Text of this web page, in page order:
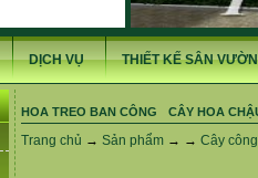
DỊCH VỤ THIẾT KẾ SÂN VƯỜN
HOA TREO BAN CÔNG CÂY HOA
Trang chủ → Sản phẩm → → Cây